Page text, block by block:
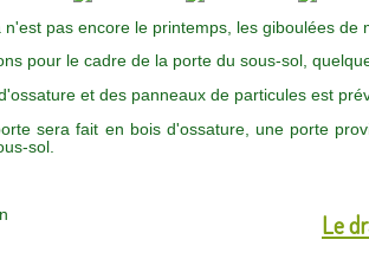
n'est pas encore le printemps, les giboulées de
pour le cadre de la porte du sous-sol,
et des panneaux de particules est
sera fait en bois d'ossature, une porte
sol.
Le